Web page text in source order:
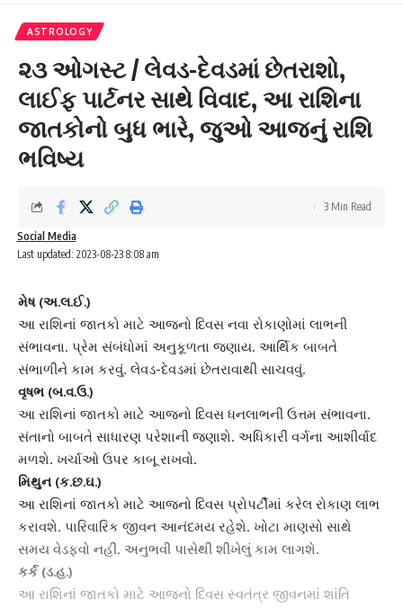
ASTROLOGY
૨૩ ઓગસ્ટ / લેવડ-દેવડમાં છેતરાશો,
લાઈફ પાર્ટનર સાથે વિવાદ, આ રાશિના
જાતકોનો બુધ ભારે, જુઓ આજનું રાશિ
ભવિષ્ય
Last updated: 2023-08-23 8:08 am
Social Media
3 Min Read
મેષ (અ.લ.ઈ.)
આ રાશિનાં જાતકો માટે આજનો દિવસ નવા રોકાણોમાં લાભની
સંભાવના. પ્રેમ સંબંધોમાં અનુકૂળતા જણાય. આર્થિક બાબતે
સંભાળીને કામ કરવું. લેવડ-દેવડમાં છેતરાવાથી સાચવવું.
વૃષભ (બ.વ.ઉ.)
આ રાશિનાં જાતકો માટે આજનો દિવસ ધનલાભની ઉત્તમ સંભાવના.
સંતાનો બાબતે સાધારણ પરેશાની જણાશે. અધિકારી વર્ગના આશીર્વાદ
મળશે. ખર્ચાઓ ઉપર કાબૂ રાખવો.
મિથુન (ક.છ.ઘ.)
આ રાશિનાં જાતકો માટે આજનો દિવસ પ્રોપર્ટીમાં કરેલ રોકાણ લાભ
કરાવશે. પારિવારિક જીવન આનંદમય રહેશે. ખોટા માણસો સાથે
સમય વેડફવો નહીં. અનુભવી પાસેથી શીખેલું કામ લાગશે.
કર્ક (ડ.હ.)
આ રાશિનાં જાતકો માટે આજનો દિવસ સ્વતંત્ર જીવનમાં શાંતિ